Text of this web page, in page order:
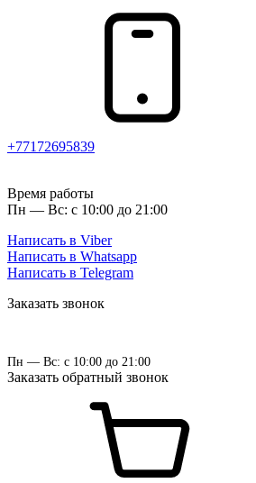
+77172695839
Время работы
Пн — Вс: с 10:00 до 21:00
Написать в Viber
Написать в Whatsapp
Написать в Telegram
Заказать звонок
Пн — Вс: с 10:00 до 21:00
Заказать обратный звонок